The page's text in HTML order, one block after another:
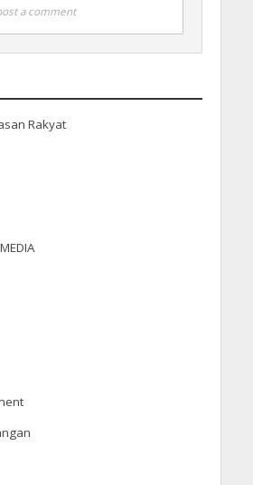
a comment
Rakyat